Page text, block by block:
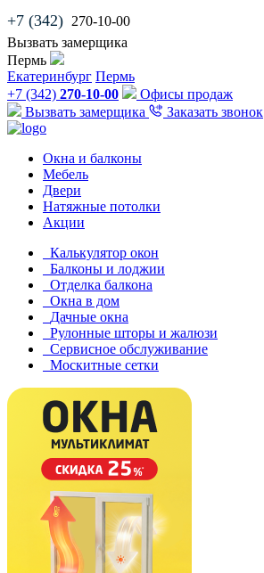
+7 (342) 270-10-00
Вызвать замерщика
Пермь
Екатеринбург Пермь
+7 (342) 270-10-00
Офисы продаж
Вызвать замерщика
Заказать звонок
Окна и балконы
Мебель
Двери
Натяжные потолки
Акции
Калькулятор окон
Балконы и лоджии
Отделка балкона
Окна в дом
Дачные окна
Рулонные шторы и жалюзи
Сервисное обслуживание
Москитные сетки